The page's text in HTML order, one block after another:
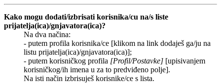
Kako mogu dodati/izbrisati korisnika/cu na/s liste
prijatelja(ica)/gnjavatora(ica)?
Na dva načina:
- putem profila korisnika/ce [klikom na link dodaješ ga/ju na
listu prijatelja(ica)/gnjavatora(ica)];
- putem korisničkog profila [Profil/Postavke] [upisivanjem
korisničkog/ih imena u za to predviđeno polje].
Na isti način izbrisuješ korisnike/ce s lista.